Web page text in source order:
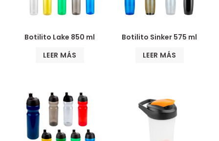
Botilito Lake 850 ml
LEER MÁS
Botilito Sinker 575 ml
LEER MÁS